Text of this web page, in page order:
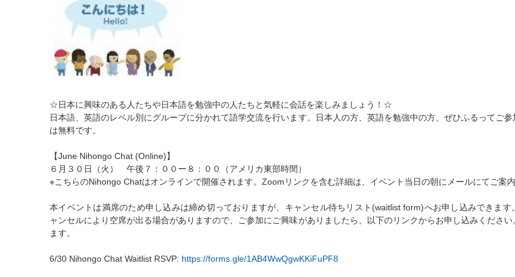
☆日本に興味のある人たちや日本語を勉強中の人たちと気軽に会話を楽しみましょう！☆
日本語、英語のレベル別にグループに分かれて語学交流を行います。日本人の方、英語を勉強中の方、ぜひふるってご
は無料です。
【June Nihongo Chat (Online)】
６月３０日（火） 午後７：００ー８：００（アメリカ東部時間）
※こちらのNihongo Chatはオンラインで開催されます。Zoomリンクを含む詳細は、イベント当日の朝にメールにてご案内
本イベントは満席のため申し込みは締め切っておりますが、キャンセル待ちリスト(waitlist form)へお申し込みできます
ャンセルにより空席が出る場合がありますので、ご参加にご興味がありましたら、以下のリンクからお申し込みください
ます。
6/30 Nihongo Chat Waitlist RSVP: https://forms.gle/1AB4WwQgwKKiFuPF8